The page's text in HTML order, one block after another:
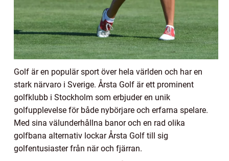
Golf är en populär sport över hela världen och har en
stark närvaro i Sverige. Årsta Golf är ett prominent
golfklubb i Stockholm som erbjuder en unik
golfupplevelse för både nybörjare och erfarna spelare.
Med sina välunderhållna banor och en rad olika
golfbana alternativ lockar Årsta Golf till sig
golfentusiaster från när och fjärran.